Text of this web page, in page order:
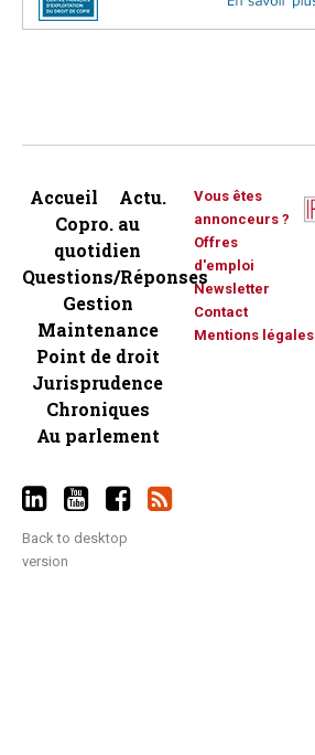
Accueil
Actu.
Copro. au
quotidien
Questions/Réponses
Gestion
Maintenance
Point de droit
Jurisprudence
Chroniques
Au parlement
Vous êtes
annonceurs ?
Offres
d'emploi
Newsletter
Contact
Mentions légales
Back to desktop
version